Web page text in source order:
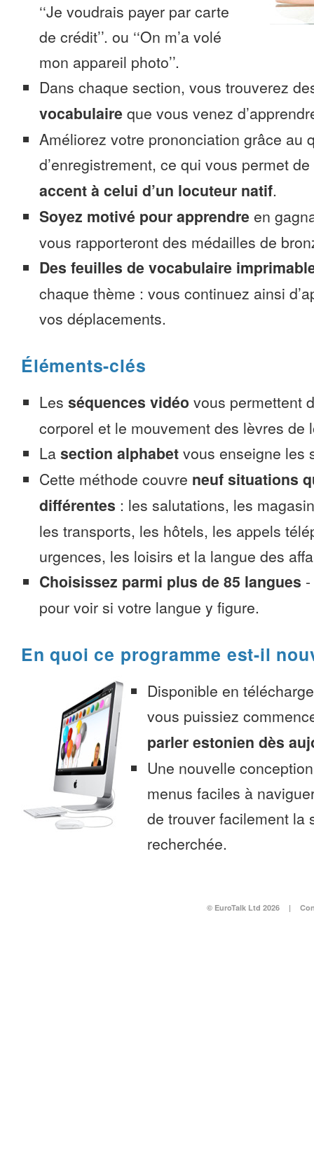
‘‘Je voudrais payer par carte
de crédit’’. ou ‘‘On m’a volé
mon appareil photo’’.
Dans chaque section, vous trouverez
vocabulaire que vous venez
Améliorez votre prononciation grâce au
d’enregistrement, ce qui vous permet de
accent à celui d’un locuteur natif.
Soyez motivé pour apprendre en
vous rapporteront des médailles de
Des feuilles de vocabulaire
chaque thème : vous continuez ainsi
vos déplacements.
Éléments-clés
Les séquences vidéo vous permettent
corporel et le mouvement des lèvres de
La section alphabet vous enseigne les
Cette méthode couvre neuf situations
différentes : les salutations, les
les transports, les hôtels, les appels
urgences, les loisirs et la langue des
Choisissez parmi plus de 85 langues -
pour voir si votre langue y figure.
En quoi ce programme est-il
Disponible en
vous puissiez
parler estonien dès
Une nouvelle
menus faciles à
de trouver facilement la
recherchée.
© EuroTalk Ltd 2026 |